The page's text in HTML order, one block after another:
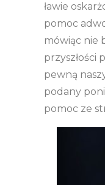
ławie
pomoc
mówiąc nie
przyszłości
pewną
podany
pomoc ze